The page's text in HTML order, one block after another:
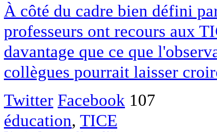
À côté du cadre bien défini
professeurs ont recours aux
davantage que ce que
collègues pourrait laisser
Twitter Facebook 107
éducation, TICE